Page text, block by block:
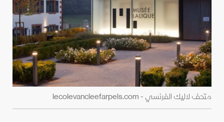
متحف لاليك الفرنسي - lecolevancleefarpels.com